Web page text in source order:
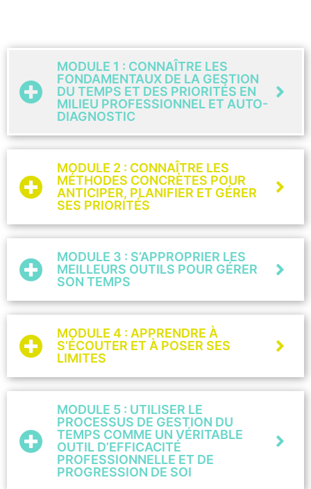
MODULE 1 : CONNAÎTRE LES
FONDAMENTAUX DE LA GESTION
DU TEMPS ET DES PRIORITÉS EN
MILIEU PROFESSIONNEL ET AUTO-
DIAGNOSTIC
MODULE 2 : CONNAÎTRE LES
MÉTHODES CONCRÈTES POUR
ANTICIPER, PLANIFIER ET GÉRER
SES PRIORITÉS
MODULE 3 : S’APPROPRIER LES
MEILLEURS OUTILS POUR GÉRER
SON TEMPS
MODULE 4 : APPRENDRE À
S’ÉCOUTER ET À POSER SES
LIMITES
MODULE 5 : UTILISER LE
PROCESSUS DE GESTION DU
TEMPS COMME UN VÉRITABLE
OUTIL D’EFFICACITÉ
PROFESSIONNELLE ET DE
PROGRESSION DE SOI